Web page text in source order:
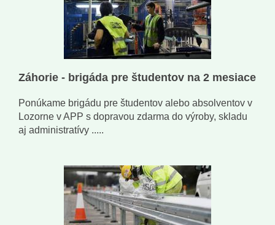
Záhorie - brigáda pre študentov na 2 mesiace
Ponúkame brigádu pre študentov alebo absolventov v
Lozorne v APP s dopravou zdarma do výroby, skladu
aj administratívy .....